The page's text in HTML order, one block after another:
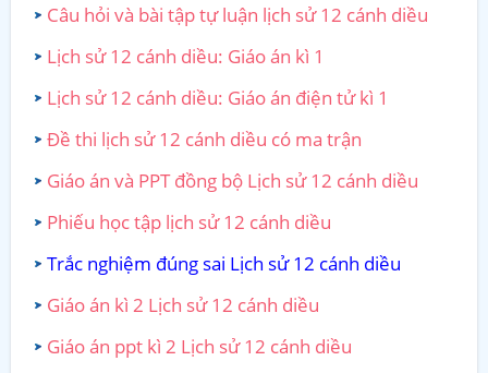
Câu hỏi và bài tập tự luận lịch sử 12 cánh diều
Lịch sử 12 cánh diều: Giáo án kì 1
Lịch sử 12 cánh diều: Giáo án điện tử kì 1
Đề thi lịch sử 12 cánh diều có ma trận
Giáo án và PPT đồng bộ Lịch sử 12 cánh diều
Phiếu học tập lịch sử 12 cánh diều
Trắc nghiệm đúng sai Lịch sử 12 cánh diều
Giáo án kì 2 Lịch sử 12 cánh diều
Giáo án ppt kì 2 Lịch sử 12 cánh diều